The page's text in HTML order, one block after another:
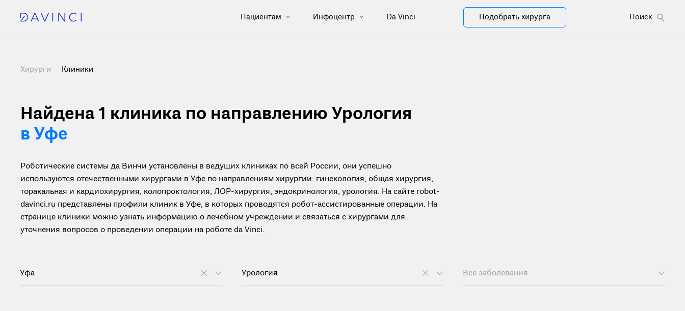
Пациентам Инфоцентр Da Vinci Подобрать хирурга Поиск
Хирурги Клиники
Найдена 1 клиника по направлению Урология
в Уфе
Роботические системы да Винчи установлены в ведущих клиниках по всей России, они успешно
используются отечественными хирургами в Уфе по направлениям хирургии: гинекология, общая хирургия,
торакальная и кардиохирургия, колопроктология, ЛОР-хирургия, эндокринология, урология. На сайте robot-
davinci.ru представлены профили клиник в Уфе, в которых проводятся робот-ассистированные операции. На
странице клиники можно узнать информацию о лечебном учреждении и связаться с хирургами для
уточнения вопросов о проведении операции на роботе da Vinci.
Уфа Урология Все заболевания